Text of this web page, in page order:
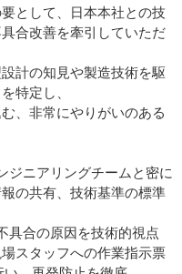
として、日本本社との技
合改善を牽引していただ
計の知見や製造技術を駆
特定し、
、非常にやりがいのある
ジニアリングチームと密に
の共有、技術基準の標準
具合の原因を技術的視点
スタッフへの作業指示票